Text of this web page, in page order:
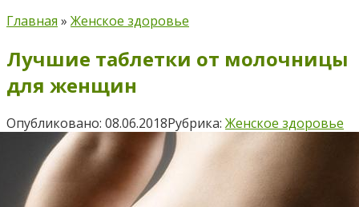
Главная » Женское здоровье
Лучшие таблетки от молочницы
для женщин
Опубликовано: 08.06.2018Рубрика: Женское здоровье